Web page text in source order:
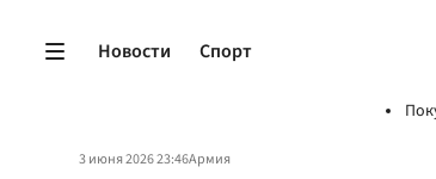
Новости Спорт
3 июня 2026 23:46Армия